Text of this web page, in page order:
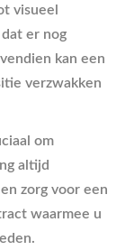
visueel
er nog
kan een
verzwakken
om
altijd
zorg voor een
waarmee u